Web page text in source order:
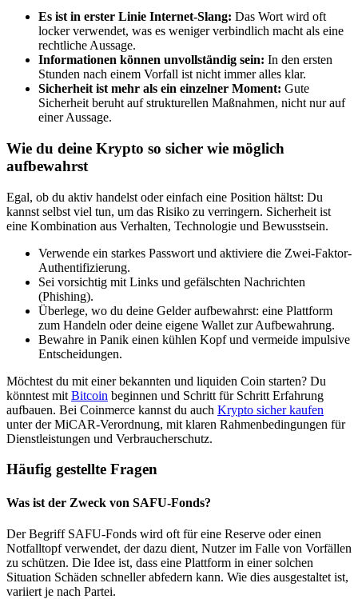
Es ist in erster Linie Internet-Slang: Das Wort wird oft
locker verwendet, was es weniger verbindlich macht als eine
rechtliche Aussage.
Informationen können unvollständig sein: In den ersten
Stunden nach einem Vorfall ist nicht immer alles klar.
Sicherheit ist mehr als ein einzelner Moment: Gute
Sicherheit beruht auf strukturellen Maßnahmen, nicht nur auf
einer Aussage.
Wie du deine Krypto so sicher wie möglich
aufbewahrst
Egal, ob du aktiv handelst oder einfach eine Position hältst: Du
kannst selbst viel tun, um das Risiko zu verringern. Sicherheit ist
eine Kombination aus Verhalten, Technologie und Bewusstsein.
Verwende ein starkes Passwort und aktiviere die Zwei-Faktor-
Authentifizierung.
Sei vorsichtig mit Links und gefälschten Nachrichten
(Phishing).
Überlege, wo du deine Gelder aufbewahrst: eine Plattform
zum Handeln oder deine eigene Wallet zur Aufbewahrung.
Bewahre in Panik einen kühlen Kopf und vermeide impulsive
Entscheidungen.
Möchtest du mit einer bekannten und liquiden Coin starten? Du
könntest mit Bitcoin beginnen und Schritt für Schritt Erfahrung
aufbauen. Bei Coinmerce kannst du auch Krypto sicher kaufen
unter der MiCAR-Verordnung, mit klaren Rahmenbedingungen für
Dienstleistungen und Verbraucherschutz.
Häufig gestellte Fragen
Was ist der Zweck von SAFU-Fonds?
Der Begriff SAFU-Fonds wird oft für eine Reserve oder einen
Notfalltopf verwendet, der dazu dient, Nutzer im Falle von Vorfällen
zu schützen. Die Idee ist, dass eine Plattform in einer solchen
Situation Schäden schneller abfedern kann. Wie dies ausgestaltet ist,
variiert je nach Partei.